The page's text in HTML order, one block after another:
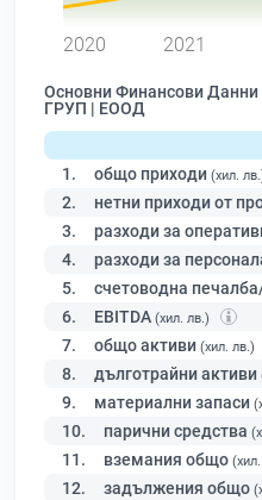
2020 2021
Основни Финансови
ГРУП | ЕООД
1. общо приходи (хил.
2. нетни приходи от
3. разходи за
4. разходи за
5. счетоводна
6. EBITDA (хил. лв.)
7. общо активи (хил. лв.)
8. дълготрайни активи
9. материални запаси
10. парични средства
11. вземания общо
12. задължения общо